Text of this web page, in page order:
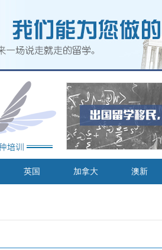
英国 加拿大 澳新